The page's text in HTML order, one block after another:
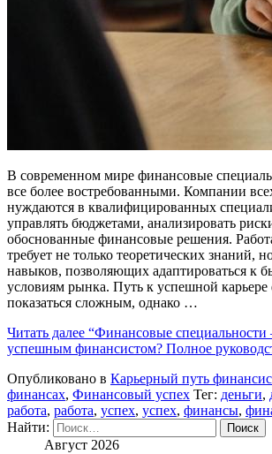
В современном мире финансовые
все более востребованными. Компании
нуждаются в квалифицированных
управлять бюджетами, анализировать
обоснованные финансовые решения.
требует не только теоретических знаний,
навыков, позволяющих адаптироваться к
условиям рынка. Путь к успешной
показаться сложным, однако …
Читать далее “Финансовые специальности
успешным финансистом? Полное
Опубликовано в Карьерный путь
финансах, Финансовый успех Тег: деньги,
работа, работа, успех, успех, финансы,
Найти:
Август 2026